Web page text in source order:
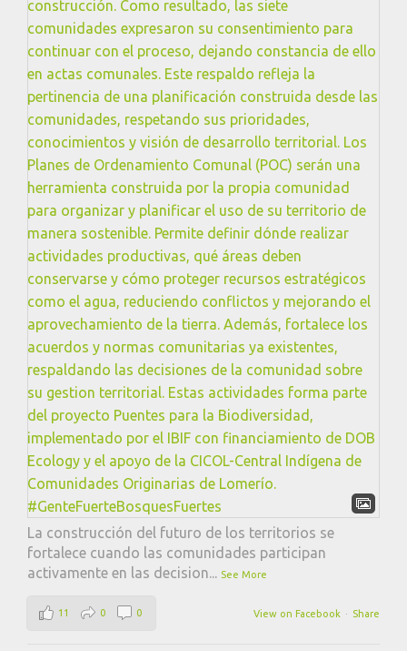
La construcción del futuro de los territorios se
fortalece cuando las comunidades participan
activamente en las decision
See More
View on Facebook · Share
11 0 0